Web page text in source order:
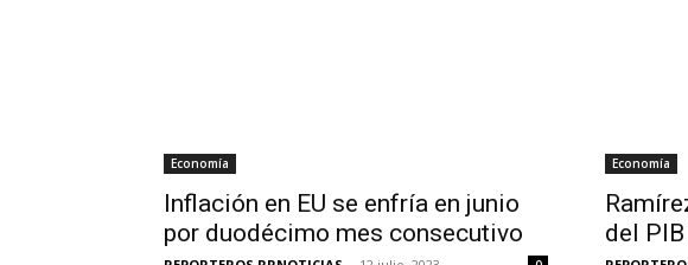
Economía
Inflación en EU se enfría en junio
por duodécimo mes consecutivo
Economía
del